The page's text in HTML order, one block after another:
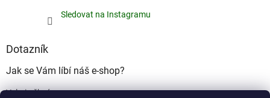
Sledovat na Instagramu
Dotazník
Jak se Vám líbí náš e-shop?
Velmi pěkný